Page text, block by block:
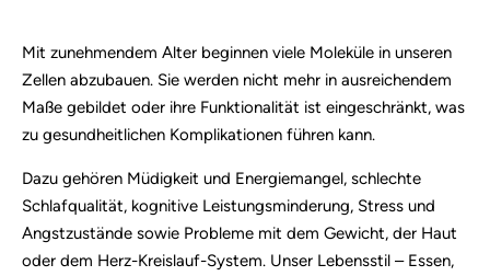
Mit zunehmendem Alter beginnen viele Moleküle in unseren
Zellen abzubauen. Sie werden nicht mehr in ausreichendem
Maße gebildet oder ihre Funktionalität ist eingeschränkt, was
zu gesundheitlichen Komplikationen führen kann.
Dazu gehören Müdigkeit und Energiemangel, schlechte
Schlafqualität, kognitive Leistungsminderung, Stress und
Angstzustände sowie Probleme mit dem Gewicht, der Haut
oder dem Herz-Kreislauf-System. Unser Lebensstil – Essen,